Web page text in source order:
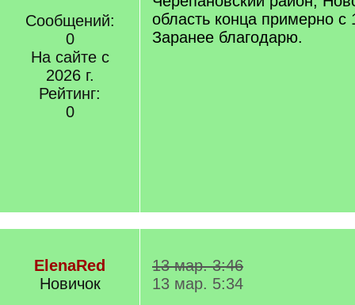
Сообщений:
0
На сайте с
2026 г.
Рейтинг:
0
область конца примерно с
Заранее благодарю.
ElenaRed
Новичок
13 мар. 3:46
13 мар. 5:34